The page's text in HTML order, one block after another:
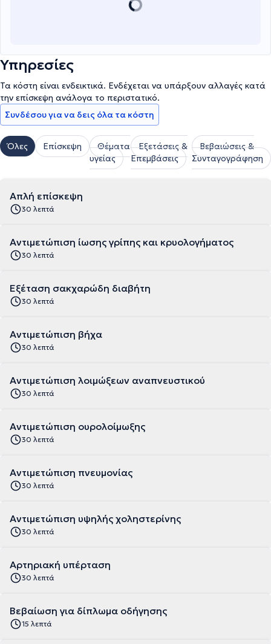
Υπηρεσίες
Τα κόστη είναι ενδεικτικά. Ενδέχεται να υπάρξουν αλλαγές κατά
την επίσκεψη ανάλογα το περιστατικό.
Συνδέσου για να δεις όλα τα κόστη
Όλες Επίσκεψη
Θέματα
υγείας
Εξετάσεις &
Επεμβάσεις
Βεβαιώσεις &
Συνταγογράφηση
Απλή επίσκεψη
30 λεπτά
Αντιμετώπιση ίωσης γρίπης και κρυολογήματος
30 λεπτά
Εξέταση σακχαρώδη διαβήτη
30 λεπτά
Αντιμετώπιση βήχα
30 λεπτά
Αντιμετώπιση λοιμώξεων αναπνευστικού
30 λεπτά
Αντιμετώπιση ουρολοίμωξης
30 λεπτά
Αντιμετώπιση πνευμονίας
30 λεπτά
Αντιμετώπιση υψηλής χοληστερίνης
30 λεπτά
Αρτηριακή υπέρταση
30 λεπτά
Βεβαίωση για δίπλωμα οδήγησης
15 λεπτά